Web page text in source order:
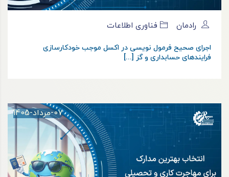
رادمان فناوری اطلاعات
اجرای صحیح فرمول نویسی در اکسل موجب خودکارسازی
فرایندهای حسابداری و گز [...]
07-مرداد-1405